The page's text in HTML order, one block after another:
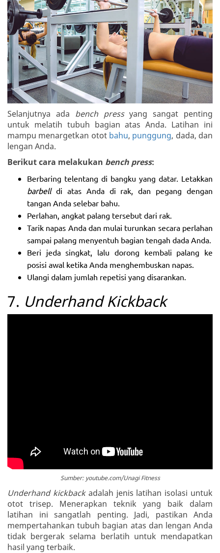
Selanjutnya ada bench pressyang sangat penting
untuk melatih tubuh bagian atas Anda. Latihan ini
mampu menargetkan otot bahu, punggung, dada, dan
lengan Anda.
Berikut cara melakukan bench press:
Berbaring telentang di bangku yang datar. Letakkan
barbelldi atas Anda di rak, dan pegang dengan
tangan Anda selebar bahu.
Perlahan, angkat palang tersebut dari rak.
Tarik napas Anda dan mulai turunkan secara perlahan
sampai palang menyentuh bagian tengah dada Anda.
Beri jeda singkat, lalu dorong kembali palang ke
posisi awal ketika Anda menghembuskan napas.
Ulangi dalam jumlah repetisi yang disarankan.
7. Underhand Kickback
Sumber: youtube.com/Unagi Fitness
Underhand kickbackadalah jenis latihan isolasi untuk
otot trisep. Menerapkan teknik yang baik dalam
latihan ini sangatlah penting. Jadi, pastikan Anda
mempertahankan tubuh bagian atas dan lengan Anda
tidak bergerak selama berlatih untuk mendapatkan
hasil yang terbaik.